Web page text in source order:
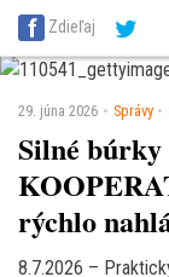
SITA Energetika
SITA Potravinárstvo
Zdieľaj
29. júna 2026 Správy
Silné búrky
rýchlo
8.7.2026 –